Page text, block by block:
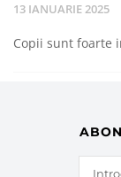
13 IANUARIE 2025
Copii sunt foarte